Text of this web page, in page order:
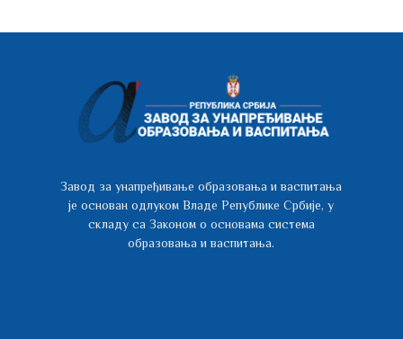
Завод за унапређивање образовања и васпитања
је основан одлуком Владе Републике Србије, у
складу са Законом о основама система
образовања и васпитања.